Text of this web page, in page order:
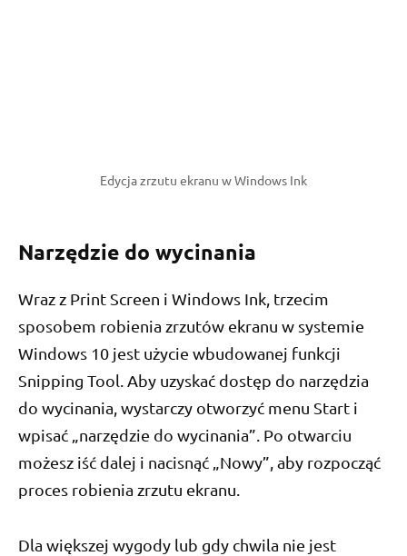
Edycja zrzutu ekranu w Windows Ink
Narzędzie do wycinania
Wraz z Print Screen i Windows Ink, trzecim
sposobem robienia zrzutów ekranu w systemie
Windows 10 jest użycie wbudowanej funkcji
Snipping Tool. Aby uzyskać dostęp do narzędzia
do wycinania, wystarczy otworzyć menu Start i
wpisać „narzędzie do wycinania”. Po otwarciu
możesz iść dalej i nacisnąć „Nowy”, aby rozpocząć
proces robienia zrzutu ekranu.
Dla większej wygody lub gdy chwila nie jest